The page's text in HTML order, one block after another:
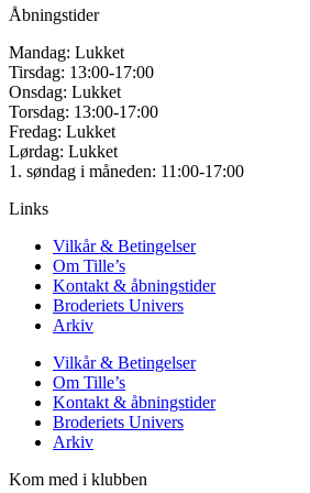
Åbningstider
Mandag: Lukket
Tirsdag: 13:00-17:00
Onsdag: Lukket
Torsdag: 13:00-17:00
Fredag: Lukket
Lørdag: Lukket
1. søndag i måneden: 11:00-17:00
Links
Vilkår & Betingelser
Om Tille’s
Kontakt & åbningstider
Broderiets Univers
Arkiv
Vilkår & Betingelser
Om Tille’s
Kontakt & åbningstider
Broderiets Univers
Arkiv
Kom med i klubben